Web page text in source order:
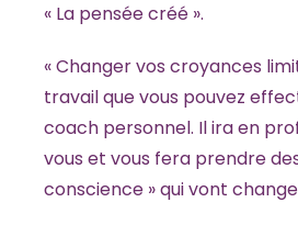
« La pensée créé ».
« Changer vos croyances
travail que vous pouvez
coach personnel. Il ira en
vous et vous fera prendre
conscience » qui vont